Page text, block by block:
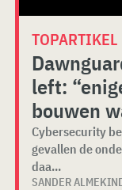
TOPARTIKEL
left:
bouwen
Cybersecurity
gevallen de
daa...
SANDER